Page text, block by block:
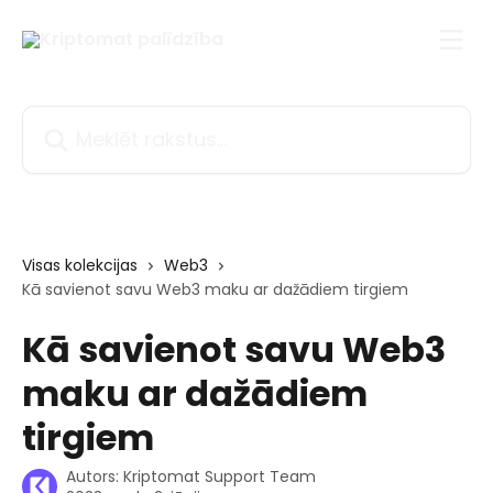
Visas kolekcijas
Web3
Kā savienot savu Web3 maku ar dažādiem tirgiem
Kā savienot savu Web3
maku ar dažādiem
tirgiem
Autors: Kriptomat Support Team